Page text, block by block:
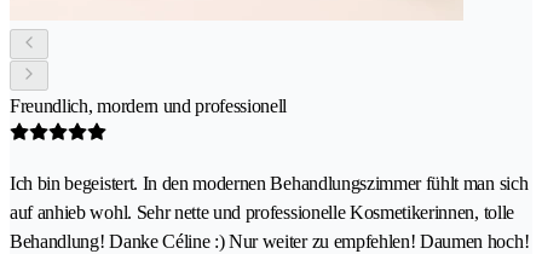
Freundlich, mordern und professionell
Ich bin begeistert. In den modernen Behandlungszimmer fühlt man sich
auf anhieb wohl. Sehr nette und professionelle Kosmetikerinnen, tolle
Behandlung! Danke Céline :) Nur weiter zu empfehlen! Daumen hoch!